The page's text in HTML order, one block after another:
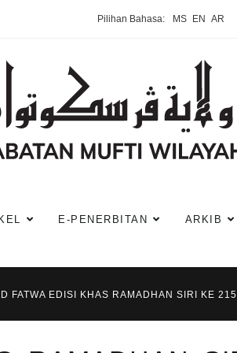
Pilihan Bahasa: MS EN AR
E-PENERBITAN ARKIB
FATWA EDISI KHAS RAMADHAN SIRI KE